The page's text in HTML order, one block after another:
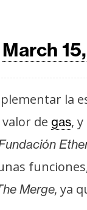
March
la
de gas,
Merge, ya